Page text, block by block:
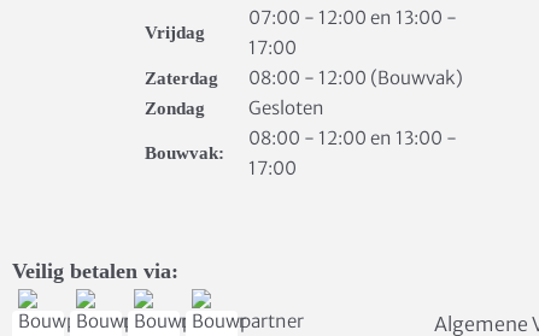
Vrijdag
07:00 - 12:00 en 13:00 -
17:00
Zaterdag 08:00 - 12:00 (Bouwvak)
Zondag Gesloten
Bouwvak:
08:00 - 12:00 en 13:00 -
17:00
Veilig betalen via:
Algemene